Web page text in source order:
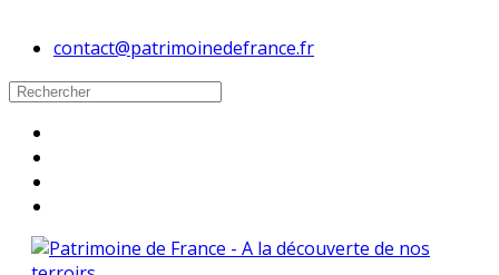
contact@patrimoinedefrance.fr